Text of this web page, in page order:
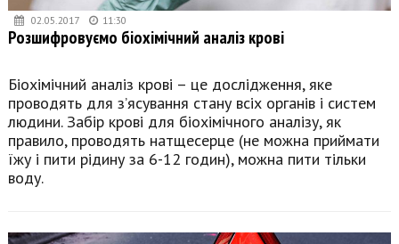
02.05.2017 11:30
Розшифровуємо біохімічний аналіз крові
Біохімічний аналіз крові – це дослідження, яке
проводять для з’ясування стану всіх органів і систем
людини. Забір крові для біохімічного аналізу, як
правило, проводять натщесерце (не можна приймати
їжу і пити рідину за 6-12 годин), можна пити тільки
воду.